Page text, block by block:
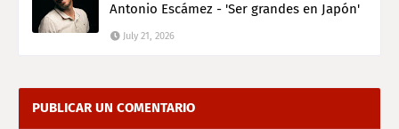
Antonio Escámez - 'Ser grandes en Japón'
July 21, 2026
PUBLICAR UN COMENTARIO